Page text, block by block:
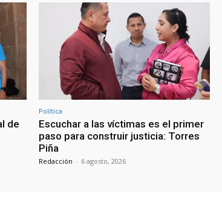
de
Política
Escuchar a las víctimas es el primer
paso para construir justicia: Torres
Piña
Redacción - 6 agosto, 2026